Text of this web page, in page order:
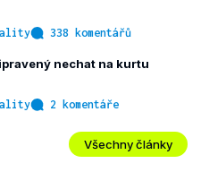
338 komentářů
nechat na kurtu
2 komentáře
Všechny články